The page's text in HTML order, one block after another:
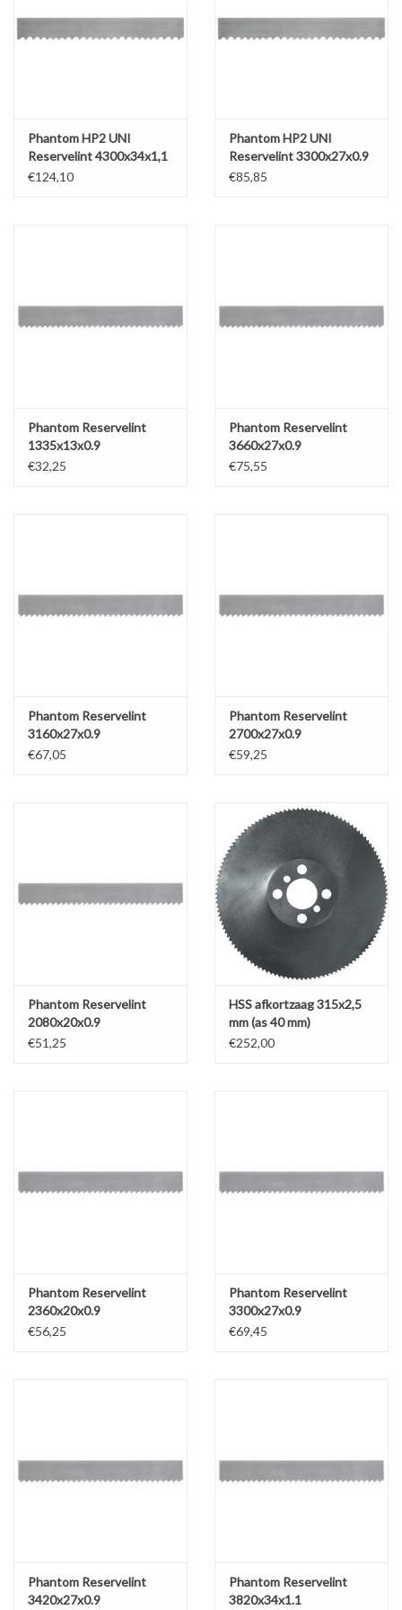
Werkplaatsinrichting |
Cadeaubonnen &
Relatiegeschenken |
Phantom HP2 UNI
Reservelint 4300x34x1,1
(Type 66.700)
€124,10
Phantom HP2 UNI
Reservelint 3300x27x0.9
(Type 66.700)
€85,85
Phantom Reservelint
1335x13x0.9
€32,25
Phantom Reservelint
3660x27x0.9
€75,55
Phantom Reservelint
3160x27x0.9
€67,05
Phantom Reservelint
2700x27x0.9
€59,25
Phantom Reservelint
2080x20x0.9
€51,25
HSS afkortzaag 315x2,5
mm (as 40 mm)
€252,00
Phantom Reservelint
2360x20x0.9
€56,25
Phantom Reservelint
3300x27x0.9
€69,45
Phantom Reservelint
3420x27x0.9
Phantom Reservelint
3820x34x1.1